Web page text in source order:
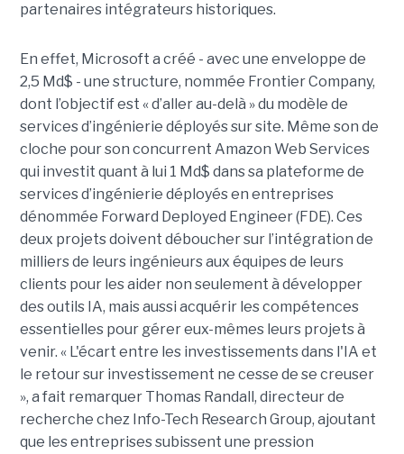
partenaires intégrateurs historiques.
En effet, Microsoft a créé - avec une enveloppe de
2,5 Md$ - une structure, nommée Frontier Company,
dont l’objectif est « d’aller au-delà » du modèle de
services d’ingénierie déployés sur site. Même son de
cloche pour son concurrent Amazon Web Services
qui investit quant à lui 1 Md$ dans sa plateforme de
services d’ingénierie déployés en entreprises
dénommée Forward Deployed Engineer (FDE). Ces
deux projets doivent déboucher sur l’intégration de
milliers de leurs ingénieurs aux équipes de leurs
clients pour les aider non seulement à développer
des outils IA, mais aussi acquérir les compétences
essentielles pour gérer eux-mêmes leurs projets à
venir. « L'écart entre les investissements dans l'IA et
le retour sur investissement ne cesse de se creuser
», a fait remarquer Thomas Randall, directeur de
recherche chez Info-Tech Research Group, ajoutant
que les entreprises subissent une pression